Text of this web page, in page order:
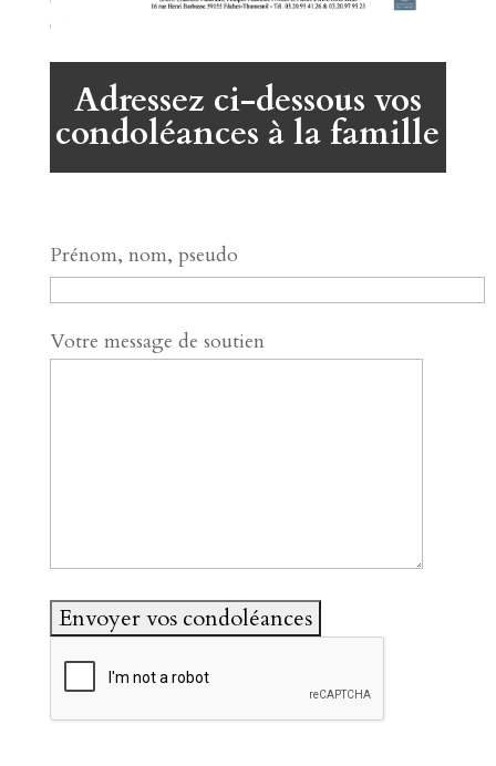
Adressez ci-dessous vos
condoléances à la famille
Prénom, nom, pseudo
Votre message de soutien